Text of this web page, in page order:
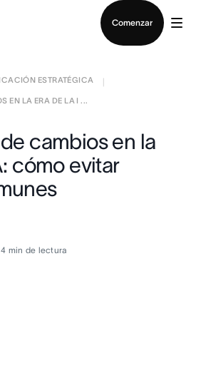
Comenzar
ESTRATÉGICA
EN LA ERA DE LA I ...
cambios en la
cómo evitar
4 min de lectura